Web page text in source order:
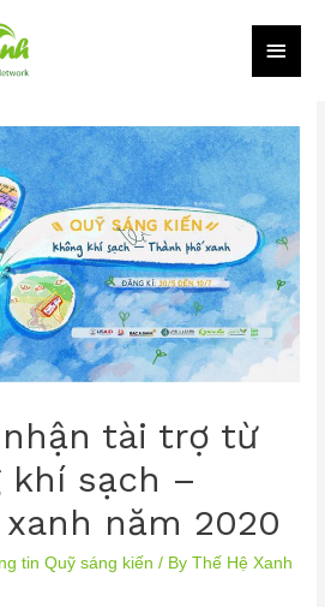
tài trợ từ
khí sạch –
năm 2020
tin Quỹ sáng kiến / ByThế Hệ Xanh